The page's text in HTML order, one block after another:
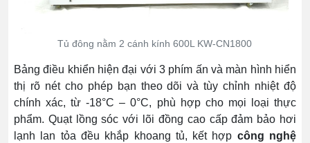
Tủ đông nằm 2 cánh kính 600L KW-CN1800
Bảng điều khiển hiện đại với 3 phím ấn và màn hình hiển
thị rõ nét cho phép bạn theo dõi và tùy chỉnh nhiệt độ
chính xác, từ -18°C – 0°C, phù hợp cho mọi loại thực
phẩm. Quạt lồng sóc với lõi đồng cao cấp đảm bảo hơi
lạnh lan tỏa đều khắp khoang tủ, kết hợp công nghệ